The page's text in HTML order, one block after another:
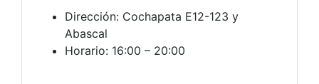
Dirección: Cochapata E12-123 y
Abascal
Horario: 16:00 – 20:00